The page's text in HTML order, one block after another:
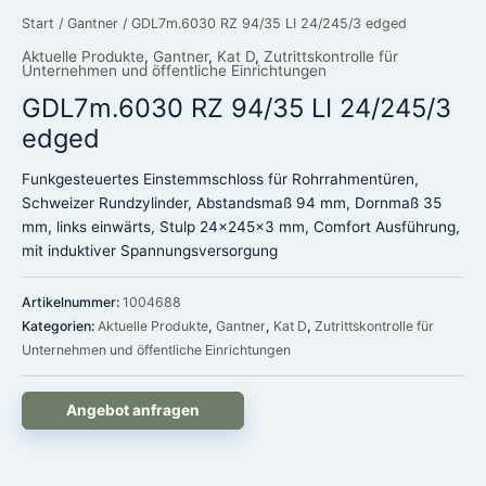
Start / Gantner / GDL7m.6030 RZ 94/35 LI 24/245/3 edged
Aktuelle Produkte, Gantner, Kat D, Zutrittskontrolle für
Unternehmen und öffentliche Einrichtungen
GDL7m.6030 RZ 94/35 LI 24/245/3
edged
Funkgesteuertes Einstemmschloss für Rohrrahmentüren,
Schweizer Rundzylinder, Abstandsmaß 94 mm, Dornmaß 35
mm, links einwärts, Stulp 24x245x3 mm, Comfort Ausführung,
mit induktiver Spannungsversorgung
Artikelnummer: 1004688
Kategorien: Aktuelle Produkte, Gantner, Kat D, Zutrittskontrolle für
Unternehmen und öffentliche Einrichtungen
Angebot anfragen